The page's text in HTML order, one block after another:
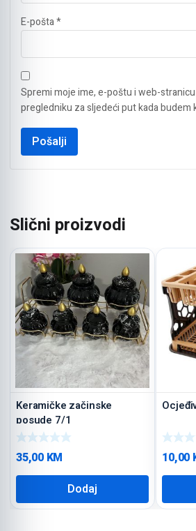
E-pošta*
Spremi moje ime, e-poštu i web-
pregledniku za sljedeći put kada budem
Slični proizvodi
Keramičke začinske
posude 7/1
35,00 KM
Dodaj
10,00